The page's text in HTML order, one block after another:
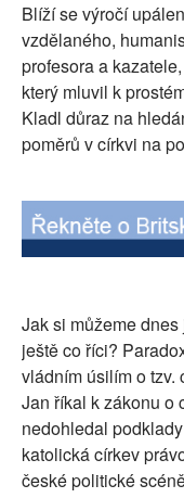
AUTOŘI
PŘÍSPĚVKY NA
SOCIÁLNÍ SÍTĚ
PLNÁ VERZE
Blíží se výročí
vzdělaného,
profesora a
který mluvil k
Kladl důraz na
poměrů v církvi na
Jak si můžeme
ještě co říci?
vládním úsilím o tzv.
Jan říkal k zákonu o
nedohledal
katolická církev
české politické